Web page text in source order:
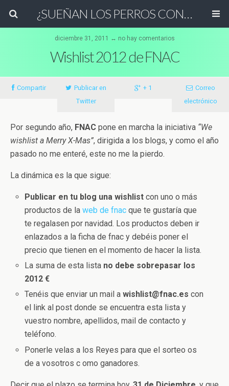
¿SUEÑAN LOS PERROS CON OVEJAS ELÉCTRICAS?
diciembre 31, 2011 ↔ no hay comentarios
Wishlist 2012 de FNAC
Compartir
Publicar en
Twitter
+ 1
Correo
electrónico
Por segundo año, FNAC pone en marcha la iniciativa “We
wishlist a Merry X-Mas”, dirigida a los blogs, y como el año
pasado no me enteré, este no me la pierdo.
La dinámica es la que sigue:
Publicar en tu blog una wishlist con uno o más
productos de laweb de fnac que te gustaría que
te regalasen por navidad. Los productos deben ir
enlazados a la ficha de fnac y debéis poner el
precio que tienen en el momento de hacer la lista.
La suma de esta lista no debe sobrepasar los
2012 €
Tenéis que enviar un mail awishlist@fnac.es con
el link al post donde se encuentra esta lista y
vuestro nombre, apellidos, mail de contacto y
teléfono.
Ponerle velas a los Reyes para que el sorteo os
de a vosotros c omo ganadores.